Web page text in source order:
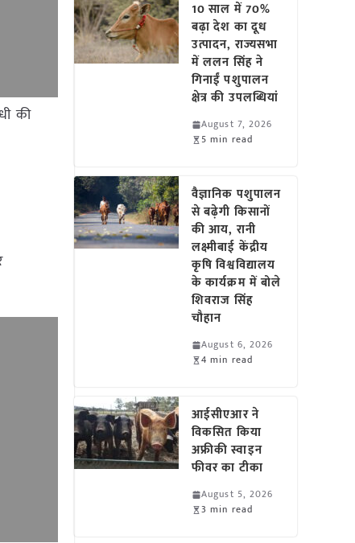
की
10 साल में 70%
बढ़ा देश का दूध
उत्पादन, राज्यसभा
में ललन सिंह ने
गिनाईं पशुपालन
क्षेत्र की उपलब्धियां
August 7, 2026
5 min read
वैज्ञानिक पशुपालन
से बढ़ेगी किसानों
की आय, रानी
लक्ष्मीबाई केंद्रीय
कृषि विश्वविद्यालय
के कार्यक्रम में बोले
शिवराज सिंह
चौहान
August 6, 2026
4 min read
आईसीएआर ने
विकसित किया
अफ्रीकी स्वाइन
फीवर का टीका
August 5, 2026
3 min read